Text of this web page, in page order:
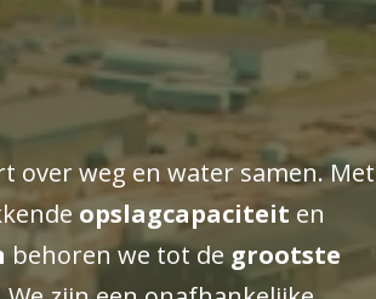
over weg en water samen. Met
opslagcapaciteit en
behoren we tot de grootste